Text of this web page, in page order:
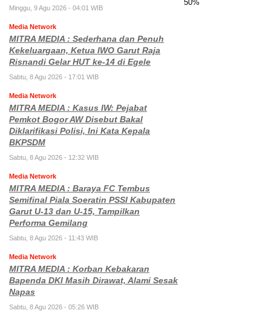
Minggu, 9 Agu 2026 - 04:01 WIB
Media Network
MITRA MEDIA : Sederhana dan Penuh
Kekeluargaan, Ketua IWO Garut Raja
Risnandi Gelar HUT ke-14 di Egele
Sabtu, 8 Agu 2026 - 17:01 WIB
Media Network
MITRA MEDIA : Kasus IW: Pejabat
Pemkot Bogor AW Disebut Bakal
Diklarifikasi Polisi, Ini Kata Kepala
BKPSDM
Sabtu, 8 Agu 2026 - 12:32 WIB
Media Network
MITRA MEDIA : Baraya FC Tembus
Semifinal Piala Soeratin PSSI Kabupaten
Garut U-13 dan U-15, Tampilkan
Performa Gemilang
Sabtu, 8 Agu 2026 - 11:43 WIB
Media Network
MITRA MEDIA : Korban Kebakaran
Bapenda DKI Masih Dirawat, Alami Sesak
Napas
Sabtu, 8 Agu 2026 - 05:26 WIB